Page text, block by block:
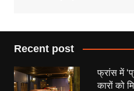
Recent post
फ्रांस में
कारों को